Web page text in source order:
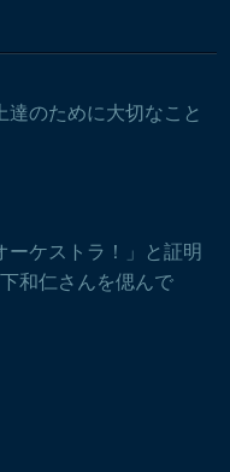
達のために大切なこと
ーケストラ！」と証明
和仁さんを偲んで